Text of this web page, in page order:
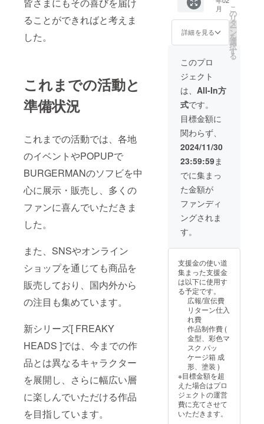
ることができればと考えま
した。
これまでの活動と
準備状況
これまでの活動では、各地
のイベントやPOPUPで
BURGERMANのソフビを中
心に展示・販売し、多くの
ファンに喜んでいただきま
した。
また、SNSやオンライン
ショップを通じても商品を
販売しており、国内外から
の注目も集めています。
新シリーズ[ FREAKY
HEADS ]では、今までの作
品とは異なるキャラクター
を展開し、さらに幅広い層
に楽しんでいただける作品
を目指しています。
味、仕
様が異
なる場
合があ
リター
ンの提
供時期
は制作
の進行
状況に
より遅
延する
可能性
があり
ます。
在費は
リター
ン金額
に含ま
ある
BURGE
RMAN
です。
カラー
の詳細
は決ま
り次第
クラ
ファン
のペー
ジと
Instagr
amにて
報告い
たしま
す。 ※
画像は
イメー
ジで
す。実
際の商
品とは
味、仕
なる場
合があ
りま
す。 ※
リター
ンの提
は制作
の進行
状況に
より遅
延する
可能性
があり
ます。
月
詳細を見る
こ
の
リ
タ
ー
ン
を
選
択
す
る
このプロ
ジェクト
は、 All-In方
式です。
目標金額に
関わらず、
2024/11/30
23:59:59ま
でに集まっ
た金額が
ファンディ
ングされま
す。
支援金の使い道
集まった支援金
は以下に使用す
る予定です。
広報/宣伝費
リターン仕入
れ費
作品制作費 (
金型、彩色マ
スク パッ
ケージ箱 成
形、塗装 )
※目標金額を超
えた場合はプロ
ジェクトの運営
費に充てさせて
いただきます。